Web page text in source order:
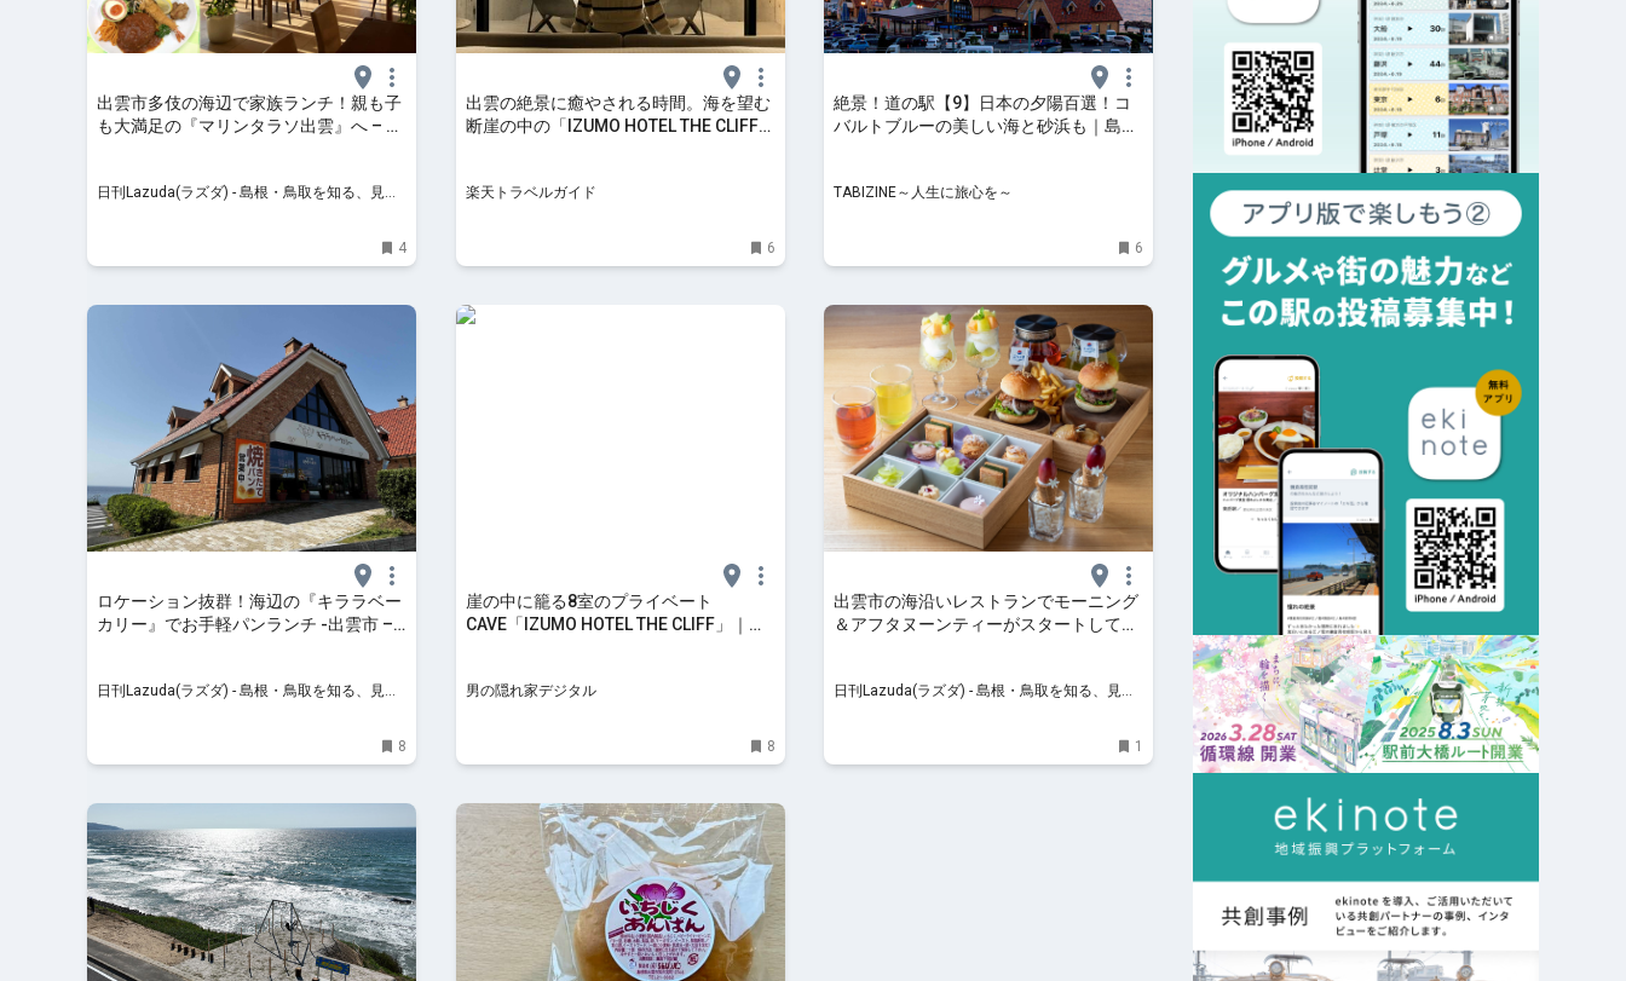
出雲市多伎の海辺で家族ランチ！親も子
も大満足の『マリンタラソ出雲』へ – 日
日刊Lazuda(ラズダ) - 島根・鳥取を知る、見
4
出雲の絶景に癒やされる時間。海を望む
断崖の中の「IZUMO HOTEL THE CLIFF」
楽天トラベルガイド
6
絶景！道の駅【9】日本の夕陽百選！コ
バルトブルーの美しい海と砂浜も｜島根
TABIZINE～人生に旅心を～
6
ロケーション抜群！海辺の『キララベー
カリー』でお手軽パンランチ -出雲市 –
日刊Lazuda(ラズダ) - 島根・鳥取を知る、見
8
崖の中に籠る8室のプライベート
CAVE「IZUMO HOTEL THE CLIFF」｜憧
男の隠れ家デジタル
8
出雲市の海沿いレストランでモーニング
＆アフタヌーンティーがスタートしてる
日刊Lazuda(ラズダ) - 島根・鳥取を知る、見
1